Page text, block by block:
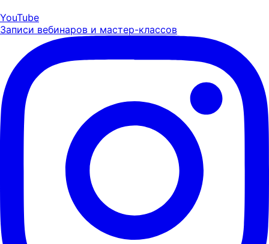
YouTube
Записи вебинаров и мастер-классов